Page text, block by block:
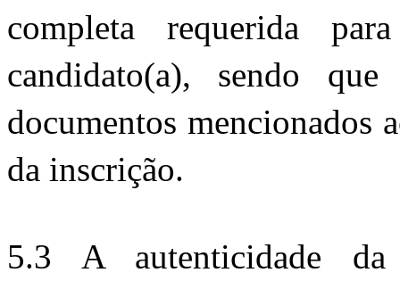
completa requerida
candidato(a), sendo
documentos mencionados
da inscrição.
5.3 A autenticidade